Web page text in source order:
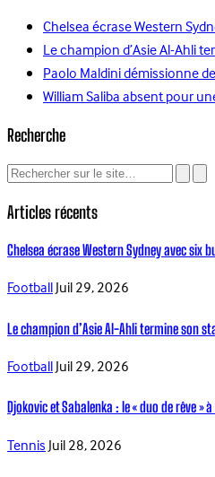
Chelsea écrase Western
Le champion d’Asie Al-Ahli
Paolo Maldini démissionne
William Saliba absent pour
Recherche
Articles récents
Chelsea écrase Western Sydney avec six
FootballJuil 29, 2026
Le champion d’Asie Al-Ahli termine son
FootballJuil 29, 2026
Djokovic et Sabalenka : le « duo de rêve »
TennisJuil 28, 2026